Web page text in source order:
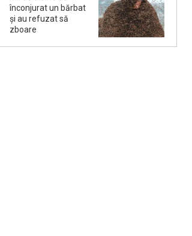
înconjurat un bărbat
și au refuzat să
zboare